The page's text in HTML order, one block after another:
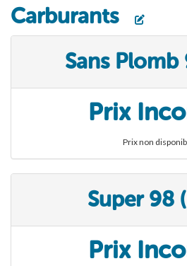
Carburants
Sans Plomb
Prix
Prix non
Super 98
Prix